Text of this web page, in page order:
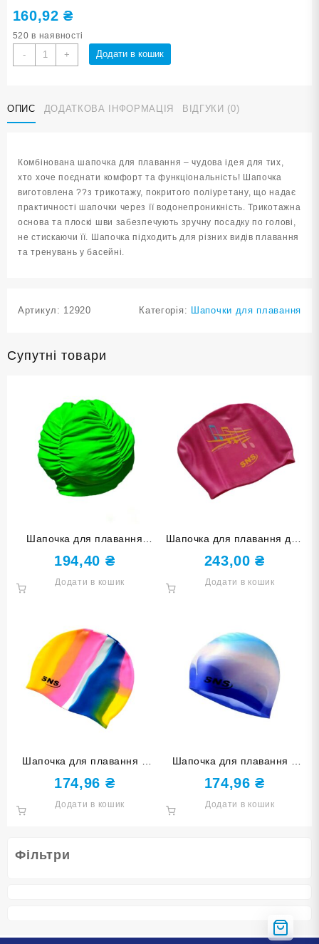
Фільтри
160,92₴
520 в наявності
-
Шапочка
для
DROPS
срібна
+ Додати в кошик
ОПИС ДОДАТКОВА ІНФОРМАЦІЯ ВІДГУКИ (0)
Комбінована шапочка для плавання – чудова ідея для тих,
хто хоче поєднати комфорт та функціональність! Шапочка
виготовлена ??з трикотажу, покритого поліуретану, що надає
практичності шапочки через її водонепроникність. Трикотажна
основа та плоскі шви забезпечують зручну посадку по голові,
не стискаючи її. Шапочка підходить для різних видів плавання
та тренувань у басейні.
Артикул: 12920 Категорія: Шапочки для плавання
Супутні товари
Шапочка для плавання
однотонна BZ-A
194,40 ₴
Додати в кошик
Шапочка для плавання для
довгого волосся SNS KW-
1МА crimson music
243,00₴
Додати в кошик
Шапочка для плавання у
футлярі SNS мультиколір
SC-Ц1
174,96 ₴
Додати в кошик
Шапочка для плавання у
футлярі SNS мультиколір
SC-Ц5
174,96₴
Додати в кошик